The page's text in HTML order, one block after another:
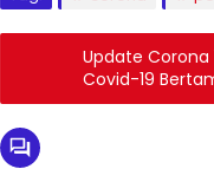
Update Corona
Covid-19